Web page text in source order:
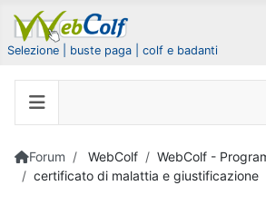
Selezione | buste paga | colf e badanti
Forum WebColf
WebColf -
certificato di malattia e giustificazione